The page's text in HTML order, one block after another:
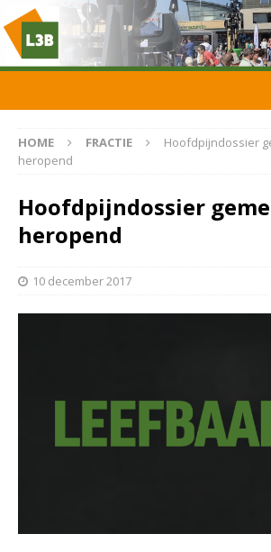
HOME FRACTIE
Hoofdpijndossier
heropend
Hoofdpijndossier
heropend
10 december 2017